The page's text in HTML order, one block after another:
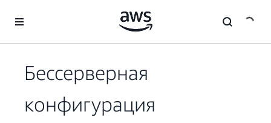
Перейти к главному контенту
Бессерверная
конфигурация